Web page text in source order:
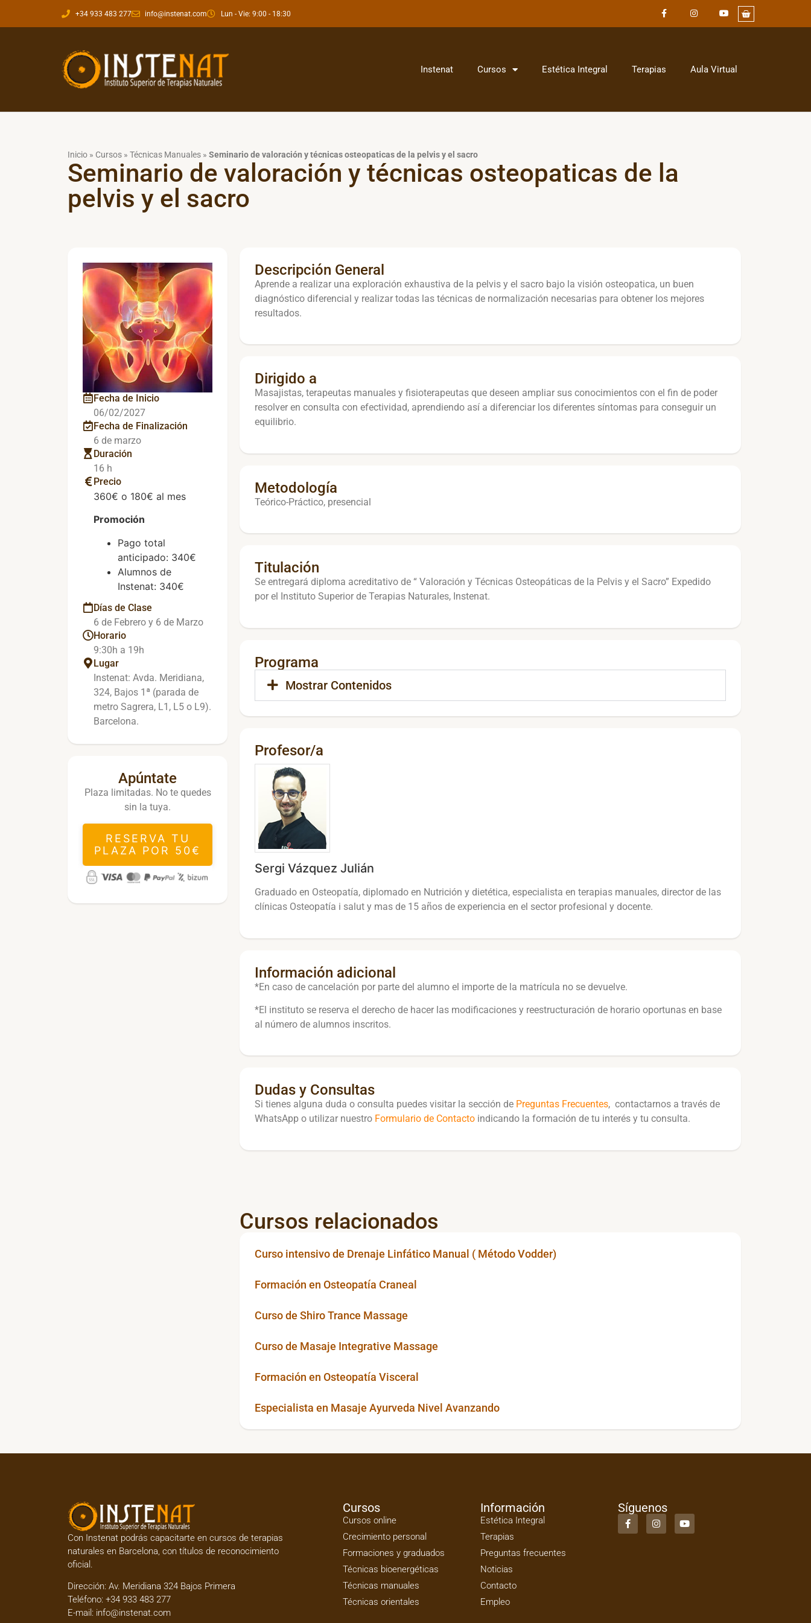
+34 933 483 277 info@instenat.com Lun - Vie: 9:00 - 18:30
Instenat Cursos Estética Integral Terapias Aula Virtual
Inicio » Cursos » Técnicas Manuales » Seminario de valoración y técnicas osteopaticas de la pelvis y el sacro
Seminario de valoración y técnicas osteopaticas de la
pelvis y el sacro
Fecha de Inicio
06/02/2027
Fecha de Finalización
6 de marzo
Duración
16 h
Precio
360€ o 180€ al mes
Promoción
Pago total
anticipado: 340€
Alumnos de
Instenat: 340€
Días de Clase
6 de Febrero y 6 de Marzo
Horario
9:30h a 19h
Lugar
Instenat: Avda. Meridiana,
324, Bajos 1ª (parada de
metro Sagrera, L1, L5 o L9).
Barcelona.
Apúntate
Plaza limitadas. No te quedes
sin la tuya.
RESERVA TU
PLAZA POR 50€
Descripción General
Aprende a realizar una exploración exhaustiva de la pelvis y el sacro bajo la visión osteopatica, un buen
diagnóstico diferencial y realizar todas las técnicas de normalización necesarias para obtener los mejores
resultados.
Dirigido a
Masajistas, terapeutas manuales y fisioterapeutas que deseen ampliar sus conocimientos con el fin de poder
resolver en consulta con efectividad, aprendiendo así a diferenciar los diferentes síntomas para conseguir un
equilibrio.
Metodología
Teórico-Práctico, presencial
Titulación
Se entregará diploma acreditativo de “ Valoración y Técnicas Osteopáticas de la Pelvis y el Sacro” Expedido
por el Instituto Superior de Terapias Naturales, Instenat.
Programa
Mostrar Contenidos
Profesor/a
Sergi Vázquez Julián
Graduado en Osteopatía, diplomado en Nutrición y dietética, especialista en terapias manuales, director de las
clínicas Osteopatía i salut y mas de 15 años de experiencia en el sector profesional y docente.
Información adicional
*En caso de cancelación por parte del alumno el importe de la matrícula no se devuelve.
*El instituto se reserva el derecho de hacer las modificaciones y reestructuración de horario oportunas en base
al número de alumnos inscritos.
Dudas y Consultas
Si tienes alguna duda o consulta puedes visitar la sección de Preguntas Frecuentes, contactarnos a través de
WhatsApp o utilizar nuestro Formulario de Contacto indicando la formación de tu interés y tu consulta.
Cursos relacionados
Curso intensivo de Drenaje Linfático Manual ( Método Vodder)
Formación en Osteopatía Craneal
Curso de Shiro Trance Massage
Curso de Masaje Integrative Massage
Formación en Osteopatía Visceral
Especialista en Masaje Ayurveda Nivel Avanzando
Con Instenat podrás capacitarte en cursos de terapias
naturales en Barcelona, con títulos de reconocimiento
oficial.
Dirección: Av. Meridiana 324 Bajos Primera
Teléfono: +34 933 483 277
E-mail: info@instenat.com
Cursos
Cursos online
Crecimiento personal
Formaciones y graduados
Técnicas bioenergéticas
Técnicas manuales
Técnicas orientales
Información
Estética Integral
Terapias
Preguntas frecuentes
Noticias
Contacto
Empleo
Síguenos